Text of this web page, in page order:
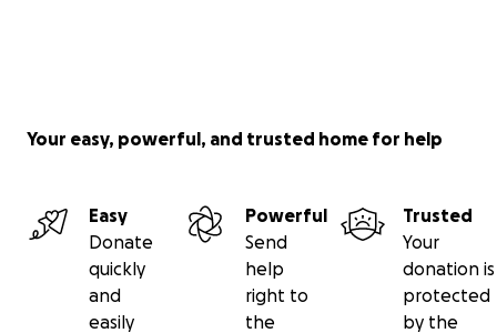
Your easy, powerful, and trusted home for help
Easy
Donate
quickly
and
easily
Powerful
Send
help
right to
the
Trusted
Your
donation is
protected
by the